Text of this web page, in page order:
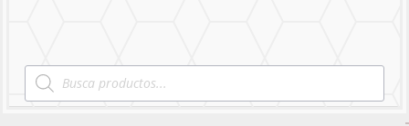
Products
search